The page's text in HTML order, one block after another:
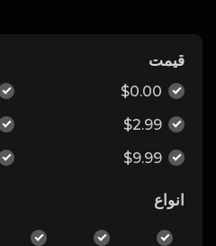
قیمت
$0.00
$2.99
$9.99
انواع